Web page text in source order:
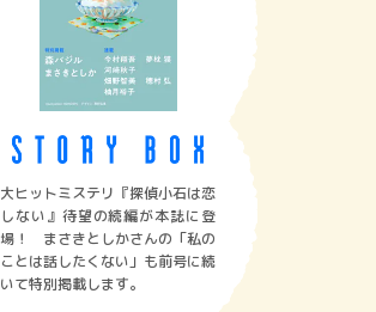
大ヒットミステリ『探偵小石は恋
しない』待望の続編が本誌に登
場！ まさきとしかさんの「私の
ことは話したくない」も前号に続
いて特別掲載します。